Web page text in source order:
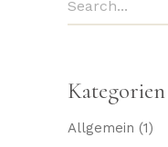
for:
Kategorien
Allgemein (1)